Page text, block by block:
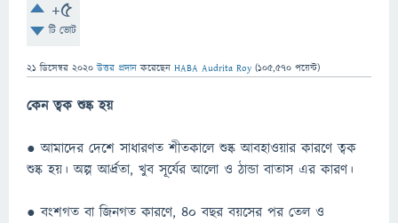
+5
টি ভোট
21 ডিসেম্বর 2020 উত্তর প্রদান করেছেন HABA Audrita Roy (105,570 পয়েন্ট)
কেন ত্বক শুষ্ক হয়
● আমাদের দেশে সাধারণত শীতকালে শুষ্ক আবহাওয়ার কারণে ত্বক
শুষ্ক হয়। অল্প আর্দ্রতা, খুব সূর্যের আলো ও ঠান্ডা বাতাস এর কারণ।
● বংশগত বা জিনগত কারণে, ৪০ বছর বয়সের পর তেল ও